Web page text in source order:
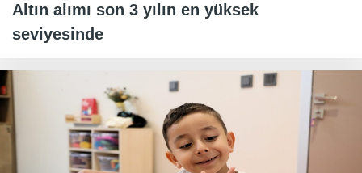
Altın alımı son 3 yılın en yüksek
seviyesinde